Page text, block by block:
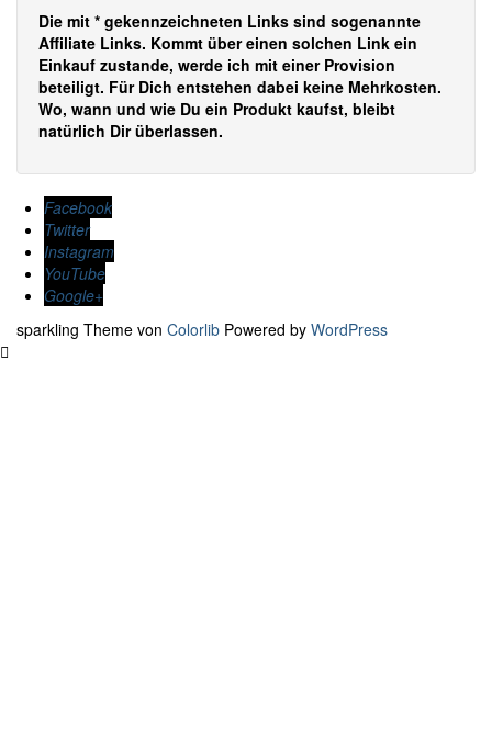
Die mit * gekennzeichneten Links sind sogenannte
Affiliate Links. Kommt über einen solchen Link ein
Einkauf zustande, werde ich mit einer Provision
beteiligt. Für Dich entstehen dabei keine Mehrkosten.
Wo, wann und wie Du ein Produkt kaufst, bleibt
natürlich Dir überlassen.
Facebook
Twitter
Instagram
YouTube
Google+
sparkling Theme von Colorlib Powered by WordPress